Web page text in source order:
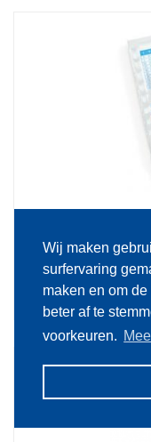
Wij maken
surfervaring
maken en om
beter af te
voorkeuren.
€ 2.75
In voorraad